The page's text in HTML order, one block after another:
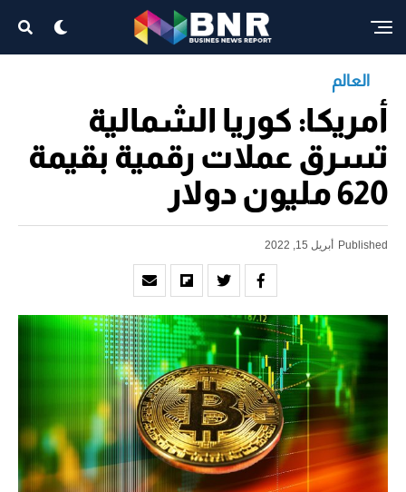
العالم
أمريكا: كوريا الشمالية
تسرق عملات رقمية بقيمة
620 مليون دولار
Published أبريل 15, 2022